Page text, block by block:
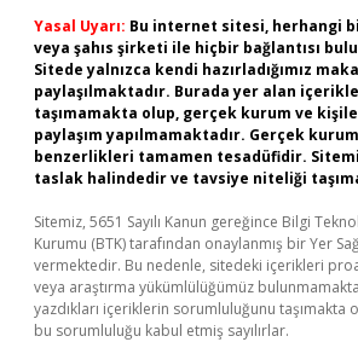
Yasal Uyarı: Bu internet sitesi, herhangi
veya şahıs şirketi ile hiçbir bağlantısı
Sitede yalnızca kendi hazırladığımız
paylaşılmaktadır. Burada yer alan
taşımamakta olup, gerçek kurum ve
paylaşım yapılmamaktadır. Gerçek
benzerlikleri tamamen tesadüfidir.
taslak halindedir ve tavsiye niteliği
Sitemiz, 5651 Sayılı Kanun gereğince Bilgi
Kurumu (BTK) tarafından onaylanmış bir Yer
vermektedir. Bu nedenle, sitedeki içerikleri
veya araştırma yükümlülüğümüz
yazdıkları içeriklerin sorumluluğunu taşımakta
bu sorumluluğu kabul etmiş sayılırlar.